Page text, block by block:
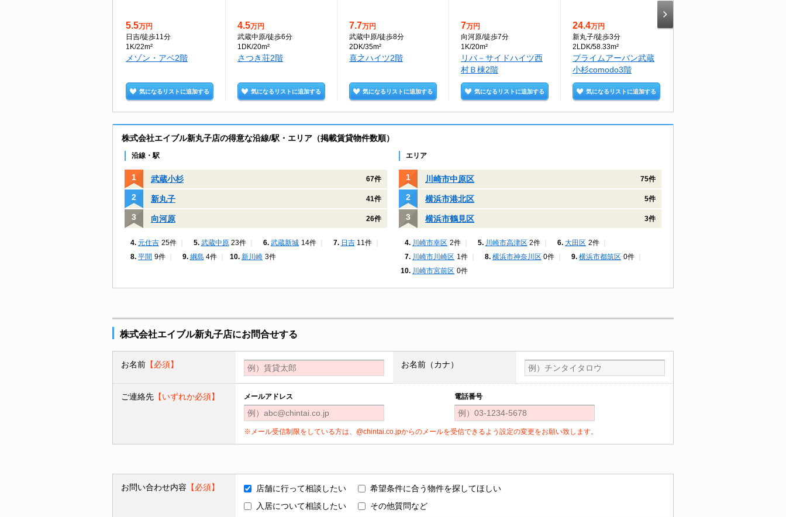
5.5万円
日吉/徒歩11分
1K/22m²
メゾン・アベ2階
気になるリストに追加する
4.5万円
武蔵中原/徒歩6分
1DK/20m²
さつき荘2階
気になるリストに追加する
7.7万円
武蔵中原/徒歩8分
2DK/35m²
喜之ハイツ2階
気になるリストに追加する
7万円
向河原/徒歩7分
1K/20m²
リバ－サイドハイツ西
村Ｂ棟2階
気になるリストに追加する
24.4万円
新丸子/徒歩3分
2LDK/58.33m²
プライムアーバン武蔵
小杉comodo3階
気になるリストに追加する
株式会社エイブル新丸子店の得意な沿線/駅・エリア（掲載賃貸物件数順）
沿線・駅
武蔵小杉 67件
新丸子 41件
向河原 26件
元住吉 25件 武蔵中原 23件 武蔵新城 14件 日吉 11件
平間 9件 綱島 4件 新川崎 3件
エリア
川崎市中原区 75件
横浜市港北区 5件
横浜市鶴見区 3件
川崎市幸区 2件 川崎市高津区 2件 大田区 2件
川崎市川崎区 1件 横浜市神奈川区 0件 横浜市都筑区 0件
川崎市宮前区 0件
株式会社エイブル新丸子店にお問合せする
お名前 【必須】 お名前（カナ）
ご連絡先 【いずれか必須】 メールアドレス 電話番号
※メール受信制限をしている方は、@chintai.co.jpからのメールを受信できるよう設定の変更をお願い致します。
お問い合わせ内容 【必須】 店舗に行って相談したい
希望条件に合う物件を探してほしい
入居について相談したい
その他質問など